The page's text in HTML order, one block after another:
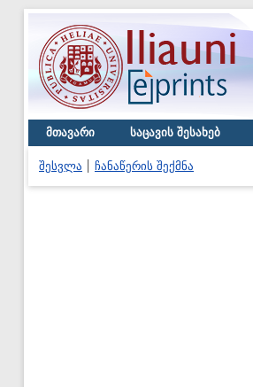
მთავარი საცავის შესახებ
შესვლა ჩანაწერის შექმნა